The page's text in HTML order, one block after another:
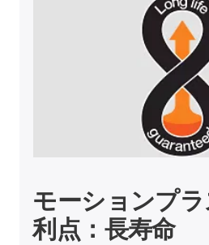
モーションプ
利点：長寿命